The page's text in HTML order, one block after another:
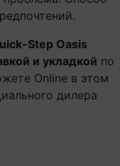
Step Oasis
и укладкой по
Online в этом
дилера